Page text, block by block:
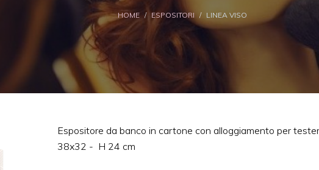
HOME / ESPOSITORI / LINEA VISO
Espositore da banco in cartone con alloggiamento per tester
38x32 - H 24 cm